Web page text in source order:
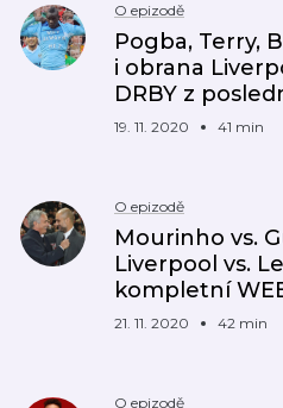
O epizodě
Pogba, Terry,
i obrana
DRBY z
19. 11. 2020 41 min
O epizodě
Mourinho vs.
Liverpool vs.
kompletní
21. 11. 2020 42 min
O epizodě